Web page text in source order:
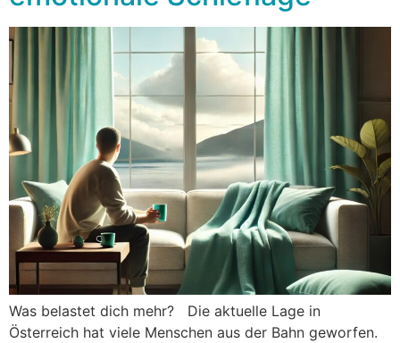
Was belastet dich mehr? Die aktuelle Lage in
Österreich hat viele Menschen aus der Bahn geworfen.